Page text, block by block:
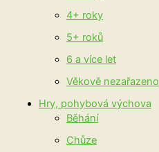
4+ roky
5+ roků
6 a více let
Věkově nezařazeno
Hry, pohybová výchova
Běhání
Chůze